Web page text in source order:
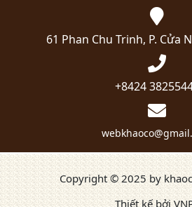
61 Phan Chu Trinh, P. Cửa
+8424
Copyright © 2025 by
Thiết kế bởi